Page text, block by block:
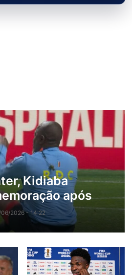
Kidiaba
após
do Congo na
06/2026 - 14:22